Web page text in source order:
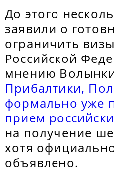
До этого
заявили о
ограничить
Российской
мнению
Прибалтики,
формально уже
прием
на получение
хотя
объявлено.